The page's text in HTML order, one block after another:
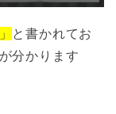
と書かれてお
分かります